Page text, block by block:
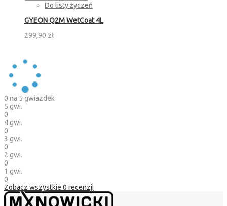
Do listy życzeń
GYEON Q2M WetCoat 4L
299,90 zł
0 na 5 gwiazdek
5 gwi.
0
4 gwi.
0
3 gwi.
0
2 gwi.
0
1 gwi.
0
Zobacz wszystkie 0 recenzji